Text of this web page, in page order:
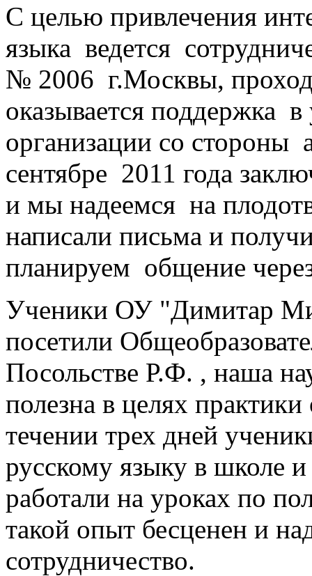
С целью привлечения
языка ведется
№ 2006 г.Москвы,
оказывается поддержка
организации со
сентябре 2011 года
и мы надеемся на
написали письма и
планируем общение
Ученики ОУ "Димитар
посетили
Посольстве Р.Ф. , наша
полезна в целях
течении трех дней
русскому языку в школе
работали на уроках по
такой опыт бесценен и
сотрудничество.